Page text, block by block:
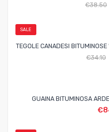
€38.50
SALE
TEGOLE CANADESI
€34.10
GUAINA BITUMINOSA
€